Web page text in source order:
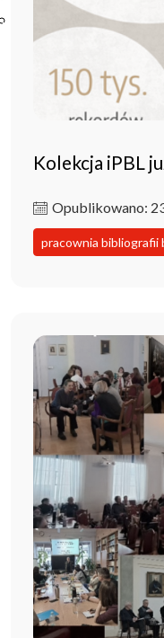
Poczta ibl.waw.pl
Kontakt
Kolekcja iPBL
Opublikowano:
pracownia bibliografii